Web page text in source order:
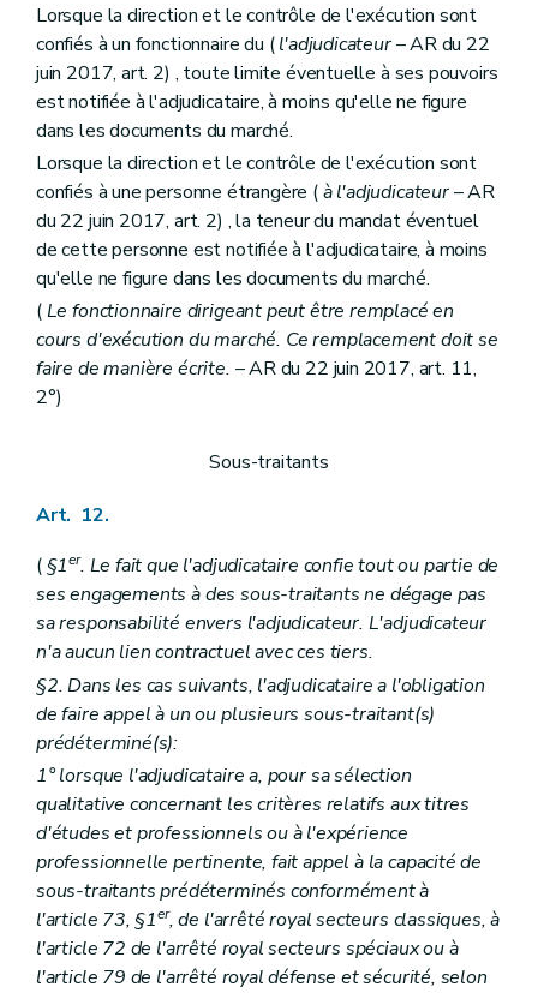
Lorsque la direction et le contrôle de l'exécution sont
confiés à un fonctionnaire du (l'adjudicateur– AR du 22
juin 2017, art. 2) , toute limite éventuelle à ses pouvoirs
est notifiée à l'adjudicataire, à moins qu'elle ne figure
dans les documents du marché.
Lorsque la direction et le contrôle de l'exécution sont
confiés à une personne étrangère (à l'adjudicateur– AR
du 22 juin 2017, art. 2) , la teneur du mandat éventuel
de cette personne est notifiée à l'adjudicataire, à moins
qu'elle ne figure dans les documents du marché.
(Le fonctionnaire dirigeant peut être remplacé en
cours d'exécution du marché. Ce remplacement doit se
faire de manière écrite. – AR du 22 juin 2017, art. 11,
2°)
Sous-traitants
Art. 12.
(§1er. Le fait que l'adjudicataire confie tout ou partie de
ses engagements à des sous-traitants ne dégage pas
sa responsabilité envers l'adjudicateur. L'adjudicateur
n'a aucun lien contractuel avec ces tiers.
§2. Dans les cas suivants, l'adjudicataire a l'obligation
de faire appel à un ou plusieurs sous-traitant(s)
prédéterminé(s):
1° lorsque l'adjudicataire a, pour sa sélection
qualitative concernant les critères relatifs aux titres
d'études et professionnels ou à l'expérience
professionnelle pertinente, fait appel à la capacité de
sous-traitants prédéterminés conformément à
l'article 73, §1er, de l'arrêté royal secteurs classiques, à
l'article 72 de l'arrêté royal secteurs spéciaux ou à
l'article 79 de l'arrêté royal défense et sécurité, selon